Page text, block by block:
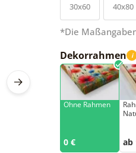
30x60 40x80
*Die
Dekorrahmen i
Ohne Rahmen
0 € ab